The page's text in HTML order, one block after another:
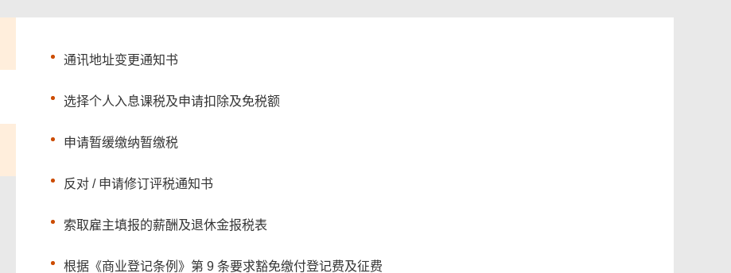
通讯地址变更通知书
选择个人入息课税及申请扣除及免税额
申请暂缓缴纳暂缴税
反对 / 申请修订评税通知书
索取雇主填报的薪酬及退休金报税表
根据《商业登记条例》第 9 条要求豁免缴付登记费及征费